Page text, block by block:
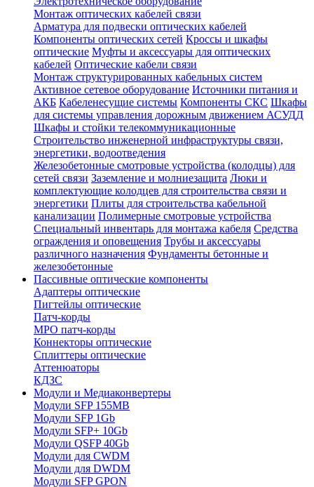
Монтаж оптических кабелей связи
Арматура для подвески оптических кабелей
Компоненты оптических сетей Кроссы и шкафы
оптические Муфты и аксессуары для оптических
кабелей Оптические кабели связи
Монтаж структурированных кабельных систем
Активное сетевое оборудование Источники питания и
АКБ Кабеленесущие системы Компоненты СКС Шкафы
для системы управления дорожным движением АСУДД
Шкафы и стойки телекоммуникационные
Строительство инженерной инфраструктуры связи,
энергетики, водоотведения
Железобетонные смотровые устройства (колодцы) для
сетей связи Заземление и молниезащита Люки и
комплектующие колодцев для строительства связи и
энергетики Плиты для строительства кабельной
канализации Полимерные смотровые устройства
Специальный инвентарь для монтажа кабеля Средства
ограждения и оповещения Трубы и аксессуары
различного назначения Фундаменты бетонные и
железобетонные
Пассивные оптические компоненты
Адаптеры оптические
Пигтейлы оптические
Патч-корды
MPO патч-корды
Коннекторы оптические
Сплиттеры оптические
Аттенюаторы
КДЗС
Модули и Медиаконвертеры
Модули SFP 155MB
Модули SFP 1Gb
Модули SFP+ 10Gb
Модули QSFP 40Gb
Модули для CWDM
Модули для DWDM
Модули SFP GPON